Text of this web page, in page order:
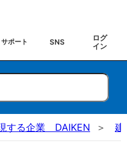
サポート SNS
ログ
イン
する企業 DAIKEN 建